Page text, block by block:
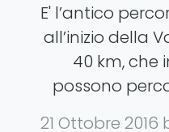
E' l’antico
all’inizio della
40 km, che
possono
21 Ottobre 2016